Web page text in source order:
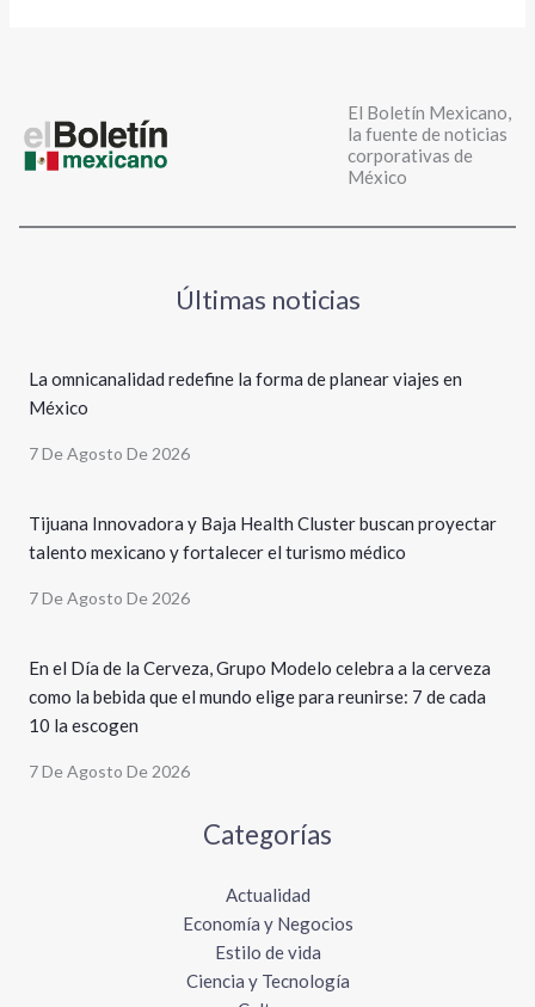
El Boletín Mexicano,
la fuente de noticias
corporativas de
México
Últimas noticias
La omnicanalidad redefine la forma de planear viajes en
México
7 De Agosto De 2026
Tijuana Innovadora y Baja Health Cluster buscan proyectar
talento mexicano y fortalecer el turismo médico
7 De Agosto De 2026
En el Día de la Cerveza, Grupo Modelo celebra a la cerveza
como la bebida que el mundo elige para reunirse: 7 de cada
10 la escogen
7 De Agosto De 2026
Categorías
Actualidad
Economía y Negocios
Estilo de vida
Ciencia y Tecnología